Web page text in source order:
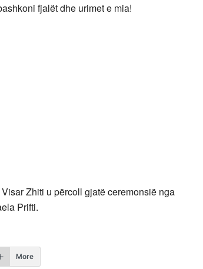
fjalët dhe urimet e mia!
Zhiti u përcoll gjatë ceremonsië nga
Prifti.
More